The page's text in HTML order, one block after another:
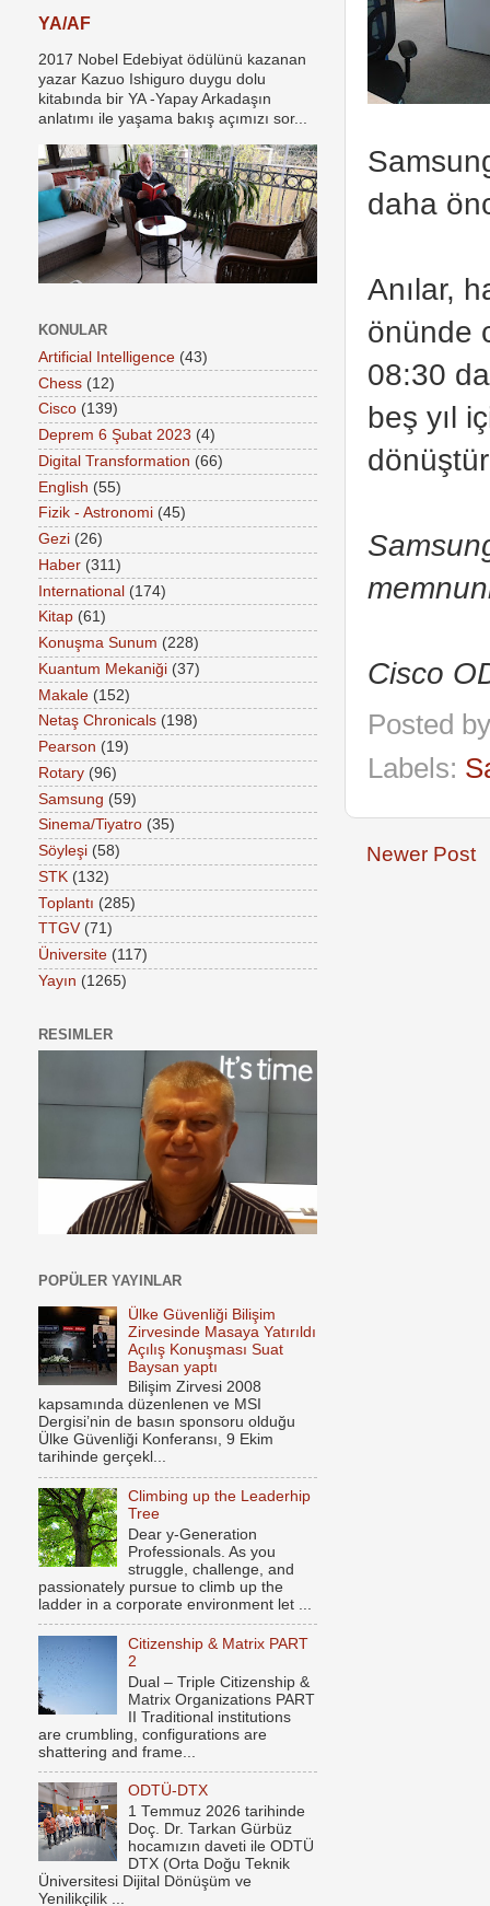
daha
Anılar,
önünde
08:30
beş yıl
Cisco
Posted
Labels:
Newer Post
YA/AF
2017 Nobel Edebiyat ödülünü kazanan
yazar Kazuo Ishiguro duygu dolu
kitabında bir YA -Yapay Arkadaşın
anlatımı ile yaşama bakış açımızı sor...
KONULAR
Artificial Intelligence (43)
Chess (12)
Cisco (139)
Deprem 6 Şubat 2023 (4)
Digital Transformation (66)
English (55)
Fizik - Astronomi (45)
Gezi (26)
Haber (311)
International (174)
Kitap (61)
Konuşma Sunum (228)
Kuantum Mekaniği (37)
Makale (152)
Netaş Chronicals (198)
Pearson (19)
Rotary (96)
Samsung (59)
Sinema/Tiyatro (35)
Söyleşi (58)
STK (132)
Toplantı (285)
TTGV (71)
Üniversite (117)
Yayın (1265)
RESIMLER
POPÜLER YAYINLAR
Ülke Güvenliği Bilişim
Zirvesinde Masaya Yatırıldı
Açılış Konuşması Suat
Baysan yaptı
Bilişim Zirvesi 2008
kapsamında düzenlenen ve MSI
Dergisi’nin de basın sponsoru olduğu
Ülke Güvenliği Konferansı, 9 Ekim
tarihinde gerçekl...
Climbing up the Leaderhip
Tree
Dear y-Generation
Professionals. As you
struggle, challenge, and
passionately pursue to climb up the
ladder in a corporate environment let ...
Citizenship & Matrix PART
2
Dual – Triple Citizenship &
Matrix Organizations PART
II Traditional institutions
are crumbling, configurations are
shattering and frame...
ODTÜ-DTX
1 Temmuz 2026 tarihinde
Doç. Dr. Tarkan Gürbüz
hocamızın daveti ile ODTÜ
DTX (Orta Doğu Teknik
Üniversitesi Dijital Dönüşüm ve
Yenilikçilik ...